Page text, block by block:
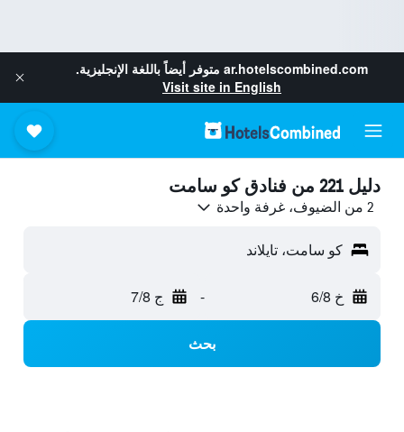
ar.hotelscombined.com متوفر أيضاً باللغة الإنجليزية.
Visit site in English
دليل 221 من فنادق كو سامت
2 من الضيوف، غرفة واحدة
كو سامت، تايلاند
خ 6/8 - ج 7/8
بحث